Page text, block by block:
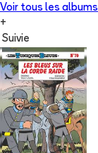
Voir tous les albums
+
Suivie